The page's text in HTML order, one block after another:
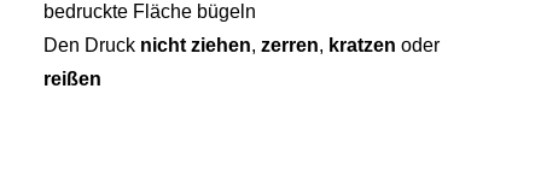
bedruckte Fläche bügeln
Den Druck nicht ziehen, zerren, kratzen oder
reißen